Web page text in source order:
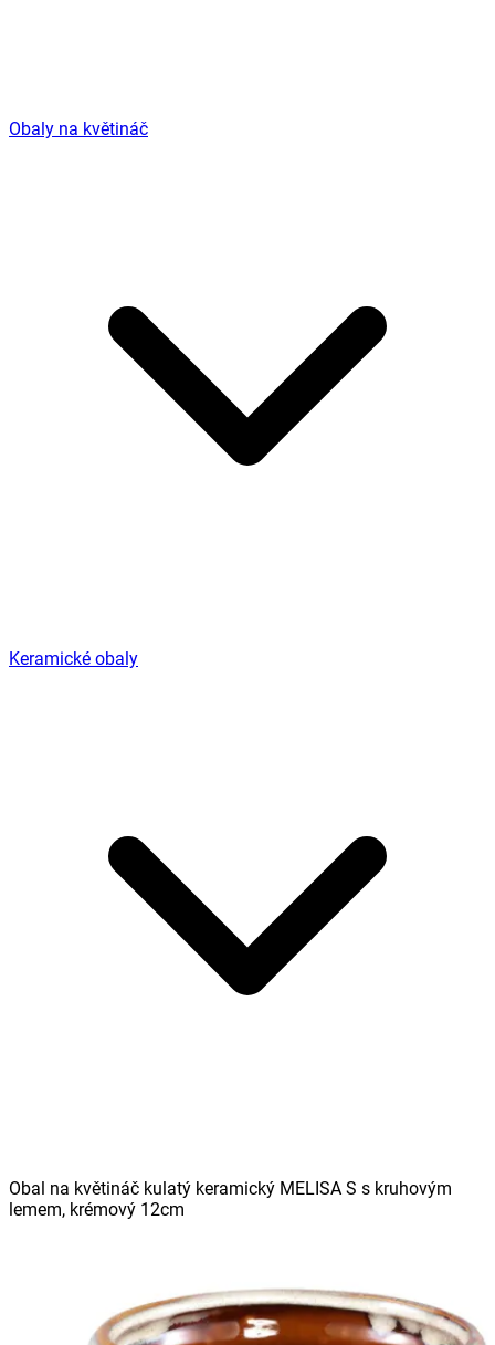
Obaly na květináč
Keramické obaly
Obal na květináč kulatý keramický MELISA S s kruhovým
lemem, krémový 12cm